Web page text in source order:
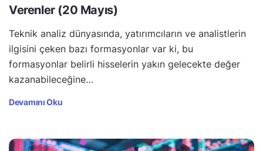
Verenler (20 Mayıs)
Teknik analiz dünyasında, yatırımcıların ve analistlerin
ilgisini çeken bazı formasyonlar var ki, bu
formasyonlar belirli hisselerin yakın gelecekte değer
kazanabileceğine…
Devamını Oku